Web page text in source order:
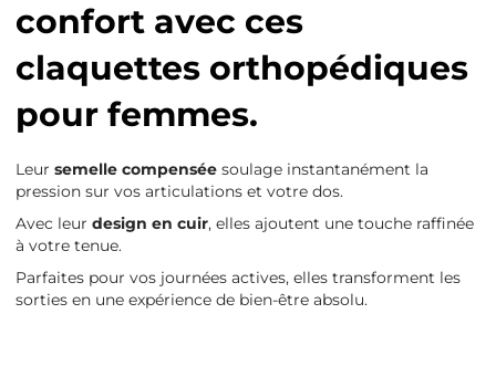
confort avec ces
claquettes orthopédiques
pour femmes.
Leur semelle compenséesoulage instantanément la
pression sur vos articulations et votre dos.
Avec leur design en cuir, elles ajoutent une touche raffinée
à votre tenue.
Parfaites pour vos journées actives, elles transforment les
sorties en une expérience de bien-être absolu.